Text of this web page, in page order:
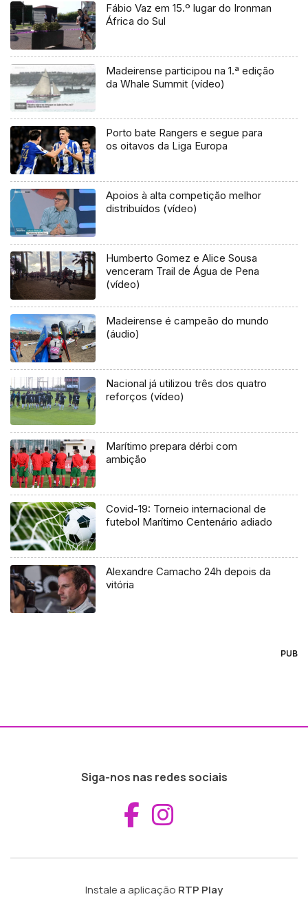
Fábio Vaz em 15.º lugar do Ironman
África do Sul
Madeirense participou na 1.ª edição
da Whale Summit (vídeo)
Porto bate Rangers e segue para
os oitavos da Liga Europa
Apoios à alta competição melhor
distribuídos (vídeo)
Humberto Gomez e Alice Sousa
venceram Trail de Água de Pena
(vídeo)
Madeirense é campeão do mundo
(áudio)
Nacional já utilizou três dos quatro
reforços (vídeo)
Marítimo prepara dérbi com
ambição
Covid-19: Torneio internacional de
futebol Marítimo Centenário adiado
Alexandre Camacho 24h depois da
vitória
PUB
Siga-nos nas redes sociais
Aceder ao
Instale a aplicação RTP Play